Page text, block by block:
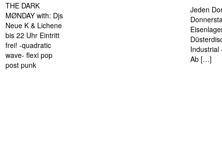
THE DARK
MØNDAY with: Djs
Neue K & Lichene
bis 22 Uhr Eintritt
frei! -quadratic
wave- flexi pop
post punk
Jeden
Industrial
Ab […]